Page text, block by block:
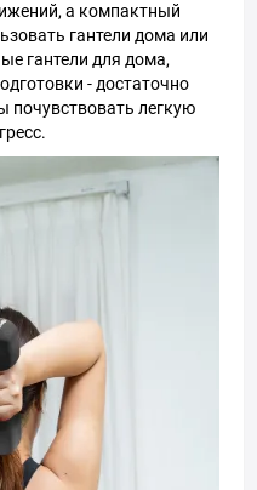
а компактный
гантели дома или
гантели для дома,
- достаточно
почувствовать легкую